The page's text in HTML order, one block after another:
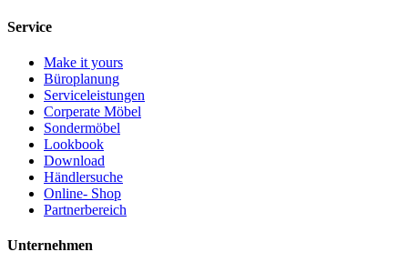
Service
Make it yours
Büroplanung
Serviceleistungen
Corperate Möbel
Sondermöbel
Lookbook
Download
Händlersuche
Online- Shop
Partnerbereich
Unternehmen